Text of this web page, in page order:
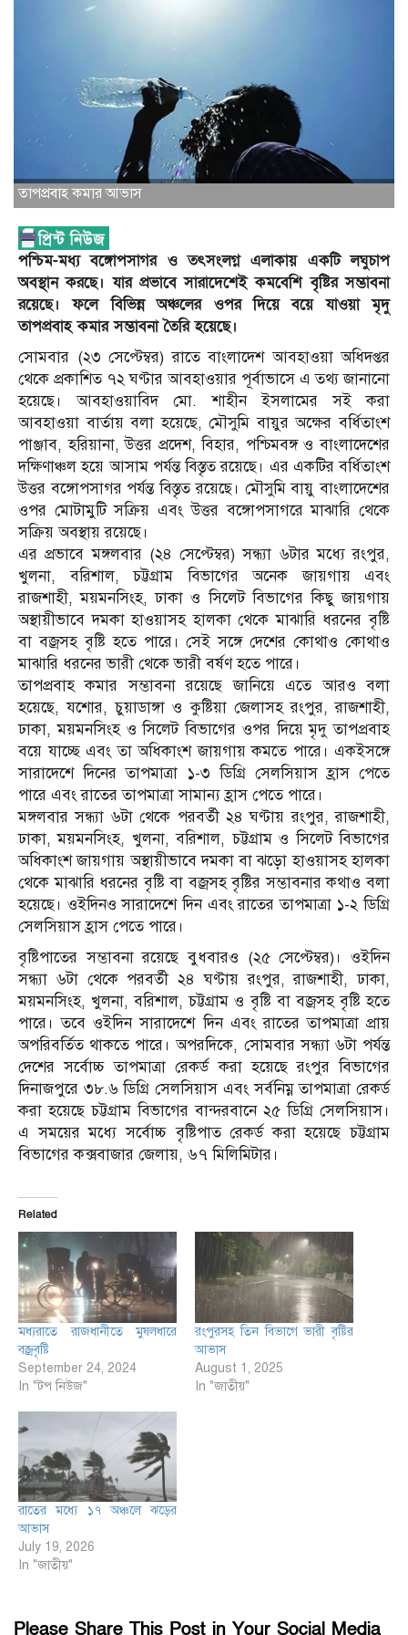
তাপপ্রবাহ কমার আভাস
পশ্চিম-মধ্য বঙ্গোপসাগর ও তৎসংলগ্ন এলাকায় একটি লঘুচাপ
অবস্থান করছে। যার প্রভাবে সারাদেশেই কমবেশি বৃষ্টির সম্ভাবনা
রয়েছে। ফলে বিভিন্ন অঞ্চলের ওপর দিয়ে বয়ে যাওয়া মৃদু
তাপপ্রবাহ কমার সম্ভাবনা তৈরি হয়েছে।
সোমবার (২৩ সেপ্টেম্বর) রাতে বাংলাদেশ আবহাওয়া অধিদপ্তর
থেকে প্রকাশিত ৭২ ঘণ্টার আবহাওয়ার পূর্বাভাসে এ তথ্য জানানো
হয়েছে। আবহাওয়াবিদ মো. শাহীন ইসলামের সই করা
আবহাওয়া বার্তায় বলা হয়েছে, মৌসুমি বায়ুর অক্ষের বর্ধিতাংশ
পাঞ্জাব, হরিয়ানা, উত্তর প্রদেশ, বিহার, পশ্চিমবঙ্গ ও বাংলাদেশের
দক্ষিণাঞ্চল হয়ে আসাম পর্যন্ত বিস্তৃত রয়েছে। এর একটির বর্ধিতাংশ
উত্তর বঙ্গোপসাগর পর্যন্ত বিস্তৃত রয়েছে। মৌসুমি বায়ু বাংলাদেশের
ওপর মোটামুটি সক্রিয় এবং উত্তর বঙ্গোপসাগরে মাঝারি থেকে
সক্রিয় অবস্থায় রয়েছে।
এর প্রভাবে মঙ্গলবার (২৪ সেপ্টেম্বর) সন্ধ্যা ৬টার মধ্যে রংপুর,
খুলনা, বরিশাল, চট্টগ্রাম বিভাগের অনেক জায়গায় এবং
রাজশাহী, ময়মনসিংহ, ঢাকা ও সিলেট বিভাগের কিছু জায়গায়
অস্থায়ীভাবে দমকা হাওয়াসহ হালকা থেকে মাঝারি ধরনের বৃষ্টি
বা বজ্রসহ বৃষ্টি হতে পারে। সেই সঙ্গে দেশের কোথাও কোথাও
মাঝারি ধরনের ভারী থেকে ভারী বর্ষণ হতে পারে।
তাপপ্রবাহ কমার সম্ভাবনা রয়েছে জানিয়ে এতে আরও বলা
হয়েছে, যশোর, চুয়াডাঙ্গা ও কুষ্টিয়া জেলাসহ রংপুর, রাজশাহী,
ঢাকা, ময়মনসিংহ ও সিলেট বিভাগের ওপর দিয়ে মৃদু তাপপ্রবাহ
বয়ে যাচ্ছে এবং তা অধিকাংশ জায়গায় কমতে পারে। একইসঙ্গে
সারাদেশে দিনের তাপমাত্রা ১-৩ ডিগ্রি সেলসিয়াস হ্রাস পেতে
পারে এবং রাতের তাপমাত্রা সামান্য হ্রাস পেতে পারে।
মঙ্গলবার সন্ধ্যা ৬টা থেকে পরবর্তী ২৪ ঘণ্টায় রংপুর, রাজশাহী,
ঢাকা, ময়মনসিংহ, খুলনা, বরিশাল, চট্টগ্রাম ও সিলেট বিভাগের
অধিকাংশ জায়গায় অস্থায়ীভাবে দমকা বা ঝড়ো হাওয়াসহ হালকা
থেকে মাঝারি ধরনের বৃষ্টি বা বজ্রসহ বৃষ্টির সম্ভাবনার কথাও বলা
হয়েছে। ওইদিনও সারাদেশে দিন এবং রাতের তাপমাত্রা ১-২ ডিগ্রি
সেলসিয়াস হ্রাস পেতে পারে।
বৃষ্টিপাতের সম্ভাবনা রয়েছে বুধবারও (২৫ সেপ্টেম্বর)। ওইদিন
সন্ধ্যা ৬টা থেকে পরবর্তী ২৪ ঘণ্টায় রংপুর, রাজশাহী, ঢাকা,
ময়মনসিংহ, খুলনা, বরিশাল, চট্টগ্রাম ও বৃষ্টি বা বজ্রসহ বৃষ্টি হতে
পারে। তবে ওইদিন সারাদেশে দিন এবং রাতের তাপমাত্রা প্রায়
অপরিবর্তিত থাকতে পারে। অপরদিকে, সোমবার সন্ধ্যা ৬টা পর্যন্ত
দেশের সর্বোচ্চ তাপমাত্রা রেকর্ড করা হয়েছে রংপুর বিভাগের
দিনাজপুরে ৩৮.৬ ডিগ্রি সেলসিয়াস এবং সর্বনিম্ন তাপমাত্রা রেকর্ড
করা হয়েছে চট্টগ্রাম বিভাগের বান্দরবানে ২৫ ডিগ্রি সেলসিয়াস।
এ সময়ের মধ্যে সর্বোচ্চ বৃষ্টিপাত রেকর্ড করা হয়েছে চট্টগ্রাম
বিভাগের কক্সবাজার জেলায়, ৬৭ মিলিমিটার।
Related
মধ্যরাতে রাজধানীতে মুষলধারে
বজ্রবৃষ্টি
September 24, 2024
In "টপ নিউজ"
রংপুরসহ তিন বিভাগে ভারী বৃষ্টির
আভাস
August 1, 2025
In "জাতীয়"
রাতের মধ্যে ১৭ অঞ্চলে ঝড়ের
আভাস
July 19, 2026
In "জাতীয়"
Please Share This Post in Your Social Media